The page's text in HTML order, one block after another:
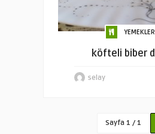
YEMEKLER
köfteli biber
selay
Sayfa 1 / 1